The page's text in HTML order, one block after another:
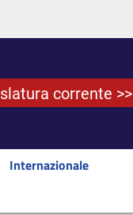
corrente >>
Internazionale